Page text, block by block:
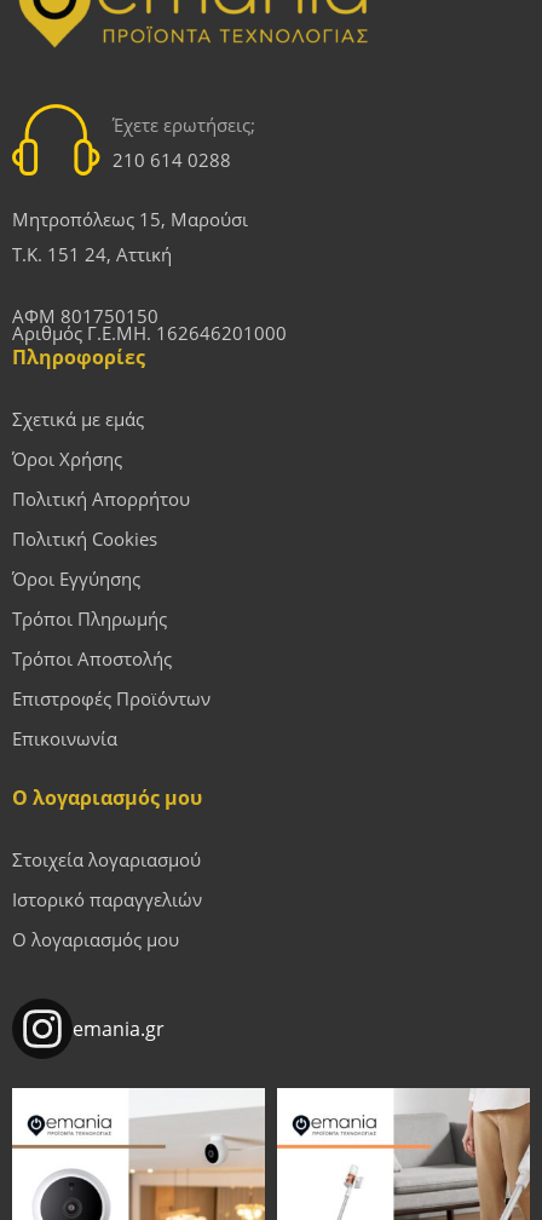
Έχετε ερωτήσεις;
210 614 0288
Μητροπόλεως 15, Μαρούσι
Τ.Κ. 151 24, Αττική
ΑΦΜ 801750150
Αριθμός Γ.Ε.ΜΗ. 162646201000
Πληροφορίες
Σχετικά με εμάς
Όροι Χρήσης
Πολιτική Απορρήτου
Πολιτική Cookies
Όροι Εγγύησης
Τρόποι Πληρωμής
Τρόποι Αποστολής
Επιστροφές Προϊόντων
Επικοινωνία
Ο λογαριασμός μου
Στοιχεία λογαριασμού
Ιστορικό παραγγελιών
Ο λογαριασμός μου
emania.gr